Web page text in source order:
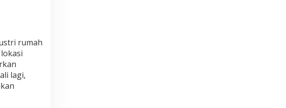
rumah
lagi,